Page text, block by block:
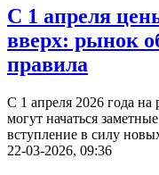
С 1 апреля
вверх: рынок
правила
С 1 апреля 2026 года
могут начаться
вступление в силу
22-03-2026, 09:36